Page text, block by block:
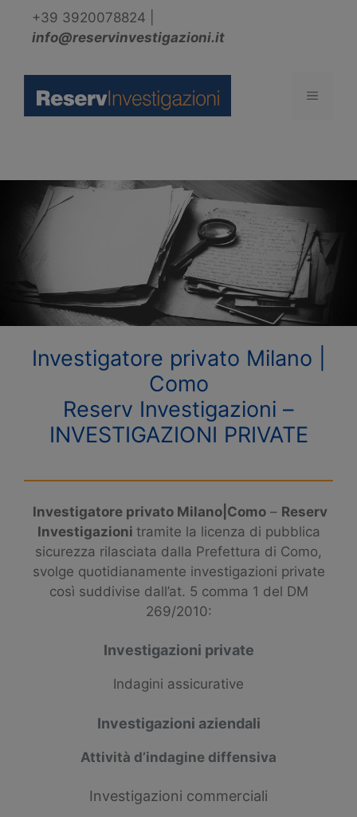
contenuto
+39 3920078824
info@reservinvestigazioni.it
Menu
Investigatore privato Milano |
Como
Reserv Investigazioni –
INVESTIGAZIONI PRIVATE
Investigatore privato Milano|Como – Reserv
Investigazioni tramite la licenza di pubblica
sicurezza rilasciata dalla Prefettura di Como,
svolge quotidianamente investigazioni private
così suddivise dall’at. 5 comma 1 del DM
269/2010:
Investigazioni private
Indagini assicurative
Investigazioni aziendali
Attività d’indagine diffensiva
Investigazioni commerciali